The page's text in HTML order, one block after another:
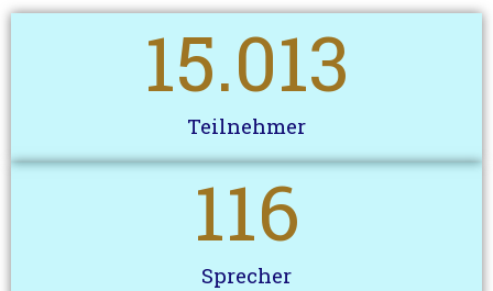
15.013
Teilnehmer
116
Sprecher